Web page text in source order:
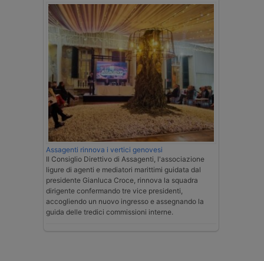
Assagenti rinnova i vertici genovesi
Il Consiglio Direttivo di Assagenti, l'associazione
ligure di agenti e mediatori marittimi guidata dal
presidente Gianluca Croce, rinnova la squadra
dirigente confermando tre vice presidenti,
accogliendo un nuovo ingresso e assegnando la
guida delle tredici commissioni interne.